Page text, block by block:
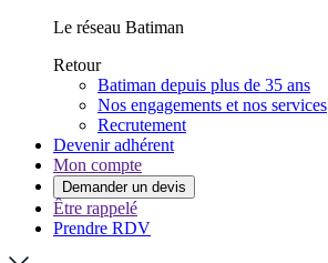
Le réseau Batiman
Retour
Batiman depuis plus de 35 ans
Nos engagements et nos services
Recrutement
Devenir adhérent
Mon compte
Demander un devis
Être rappelé
Prendre RDV